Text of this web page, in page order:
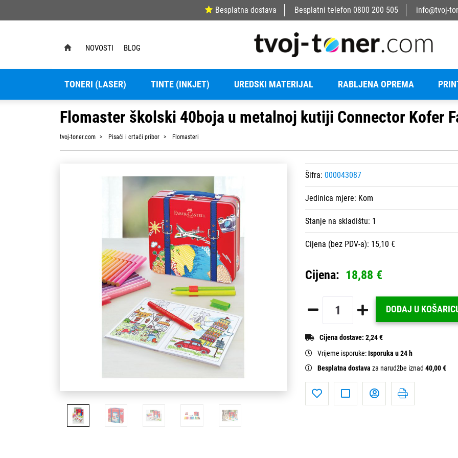
Besplatna dostava Besplatni telefon 0800 200 505 info@tvoj-
NOVOSTI BLOG
TONERI (LASER) TINTE (INKJET) UREDSKI MATERIJAL RABLJENA OPREMA
Flomaster školski 40boja u metalnoj kutiji Connector Kofer
tvoj-toner.com Pisaći i crtaći pribor Flomasteri
Šifra: 000043087
Jedinica mjere: Kom
Stanje na skladištu: 1
Cijena (bez PDV-a): 15,10 €
Cijena: 18,88 €
DODAJ U
Cijena dostave: 2,24 €
Vrijeme isporuke:Isporuka u 24 h
Besplatna dostava za narudžbe iznad 40,00 €